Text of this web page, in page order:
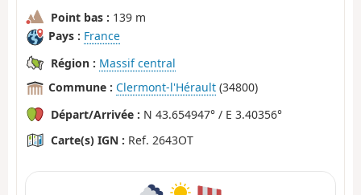
Point bas : 139 m
Pays : France
Région : Massif central
Commune : Clermont-l'Hérault (34800)
Départ/Arrivée : N 43.654947° / E 3.40356°
Carte(s) IGN : Ref. 2643OT